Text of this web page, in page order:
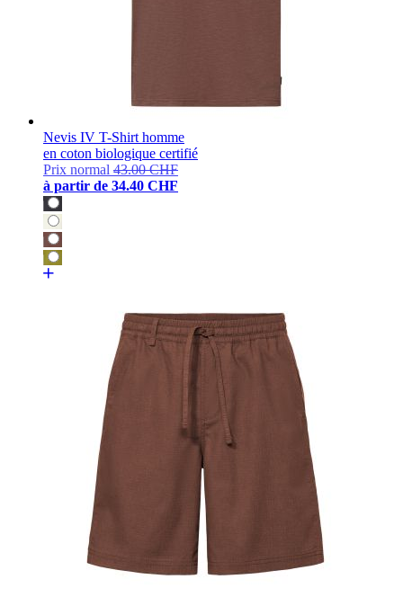
Nevis IV T-Shirt homme
en coton biologique certifié
Prix normal 43.00 CHF
à partir de 34.40 CHF